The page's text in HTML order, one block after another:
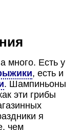
много. Есть у
, есть и
. Шампиньоны
эти грибы
я
чем